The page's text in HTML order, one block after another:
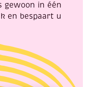
gewoon in één
en bespaart u